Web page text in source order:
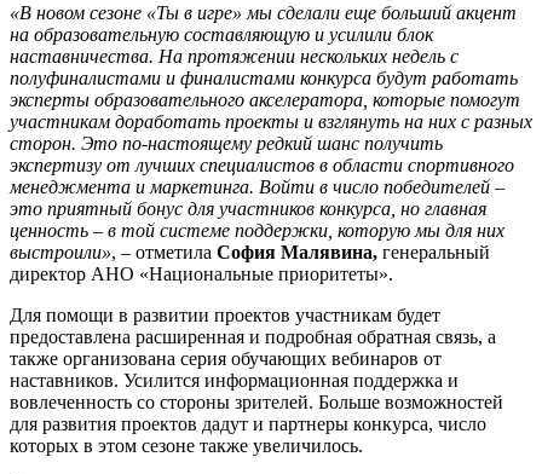
«В новом сезоне «Ты в игре» мы сделали еще больший акцент
на образовательную составляющую и усилили блок
наставничества. На протяжении нескольких недель с
полуфиналистами и финалистами конкурса будут работать
эксперты образовательного акселератора, которые помогут
участникам доработать проекты и взглянуть на них с разных
сторон. Это по-настоящему редкий шанс получить
экспертизу от лучших специалистов в области спортивного
менеджмента и маркетинга. Войти в число победителей –
это приятный бонус для участников конкурса, но главная
ценность – в той системе поддержки, которую мы для них
выстроили», – отметила София Малявина, генеральный
директор АНО «Национальные приоритеты».
Для помощи в развитии проектов участникам будет
предоставлена расширенная и подробная обратная связь, а
также организована серия обучающих вебинаров от
наставников. Усилится информационная поддержка и
вовлеченность со стороны зрителей. Больше возможностей
для развития проектов дадут и партнеры конкурса, число
которых в этом сезоне также увеличилось.